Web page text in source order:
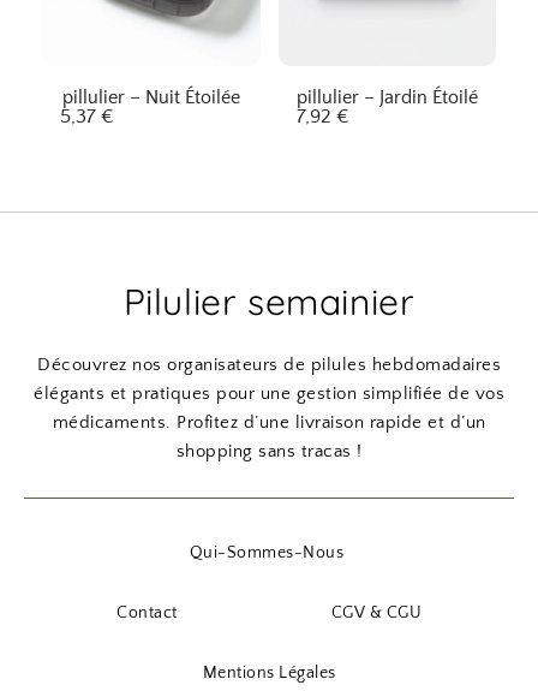
pillulier – Nuit Étoilée
5,37 €
pillulier – Jardin Étoilé
7,92 €
Pilulier semainier
Découvrez nos organisateurs de pilules hebdomadaires
élégants et pratiques pour une gestion simplifiée de vos
médicaments. Profitez d’une livraison rapide et d’un
shopping sans tracas !
Qui-Sommes-Nous
Contact CGV & CGU
Mentions Légales